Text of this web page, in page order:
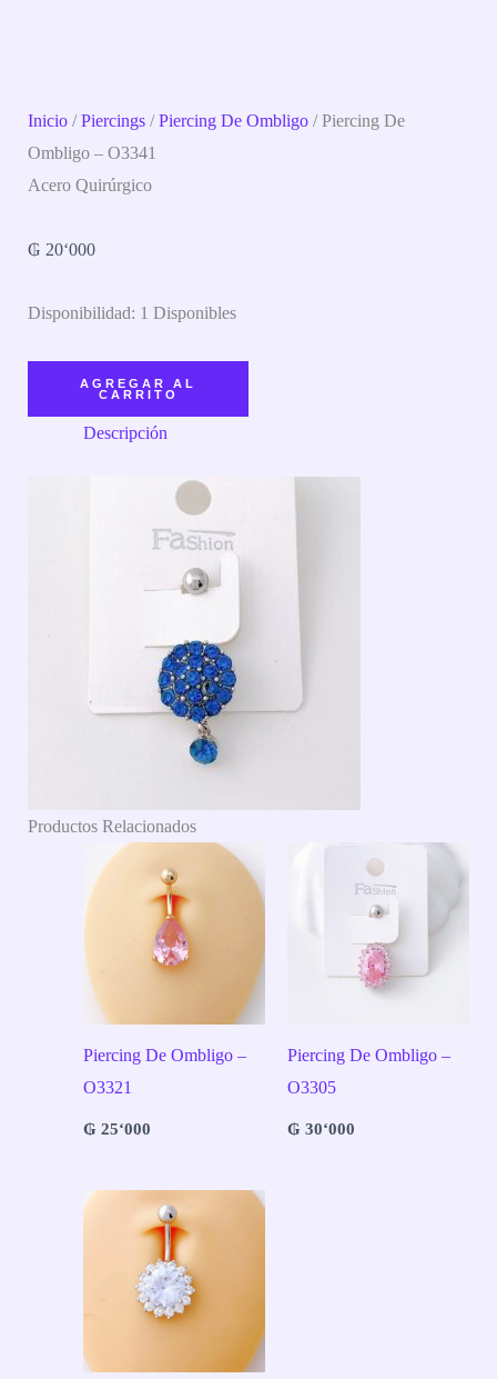
Inicio /Piercings /Piercing De Ombligo / Piercing De
Ombligo – O3341
Acero Quirúrgico
₲ 20‘000
Disponibilidad: 1 Disponibles
AGREGAR AL
CARRITO
Descripción
Productos Relacionados
Piercing De Ombligo –
O3321
₲25‘000
Piercing De Ombligo –
O3305
₲30‘000